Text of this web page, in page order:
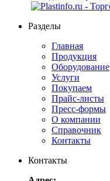
Разделы
Главная
Продукция
Оборудование
Услуги
Покупаем
Прайс-листы
Пресс-формы
О компании
Справочник
Контакты
Контакты